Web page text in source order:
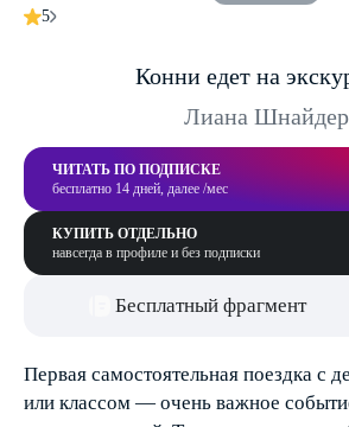
5
Конни едет на
Лиана Шнайдер
ЧИТАТЬ ПО ПОДПИСКЕ
бесплатно 14 дней, далее /мес
КУПИТЬ ОТДЕЛЬНО
навсегда в профиле и без подписки
Бесплатный фрагмент
Первая самостоятельная поездка с
или классом — очень важное